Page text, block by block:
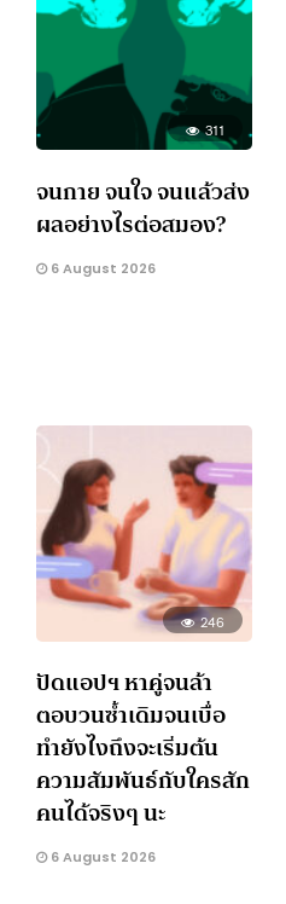
311
จนกาย จนใจ จนแล้วส่ง
ผลอย่างไรต่อสมอง?
6 August 2026
246
ปัดแอปฯ หาคู่จนล้า
ตอบวนซ้ำเดิมจนเบื่อ
ทำยังไงถึงจะเริ่มต้น
ความสัมพันธ์กับใครสัก
คนได้จริงๆ นะ
6 August 2026